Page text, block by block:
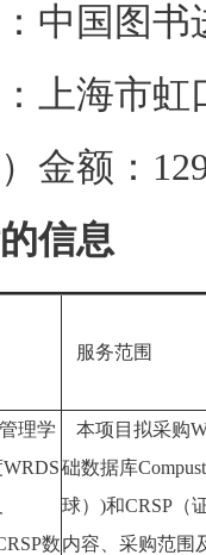
中国图
上海市虹
金额：
信息
服务范围
理学
数
本项目拟采购
础数据库
球）)和CRSP（
内容、采购范围